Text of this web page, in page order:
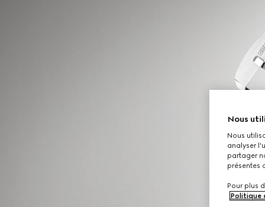
Nous
Nous
analyser
partager
présentes
Pour plus
Politique